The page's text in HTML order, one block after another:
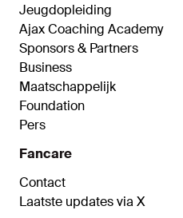
Jeugdopleiding
Ajax Coaching Academy
Sponsors & Partners
Business
Maatschappelijk
Foundation
Pers
Fancare
Contact
Laatste updates via X